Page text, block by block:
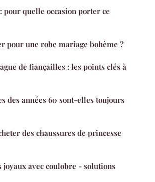
pour quelle occasion porter ce
pour une robe mariage bohème ?
de fiançailles : les points clés à
des années 60 sont-elles toujours
des chaussures de princesse
joyaux avec coulobre - solutions